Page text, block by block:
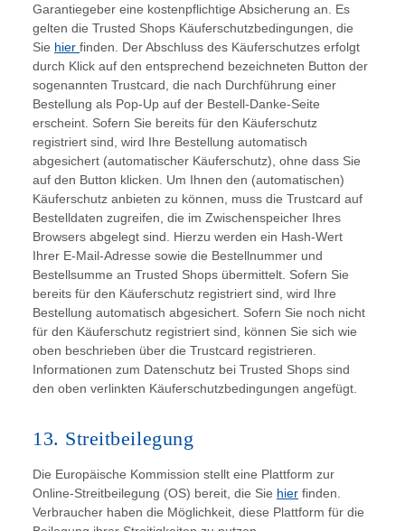
Garantiegeber eine kostenpflichtige Absicherung an. Es
gelten die Trusted Shops Käuferschutzbedingungen, die
Sie hier finden. Der Abschluss des Käuferschutzes erfolgt
durch Klick auf den entsprechend bezeichneten Button der
sogenannten Trustcard, die nach Durchführung einer
Bestellung als Pop-Up auf der Bestell-Danke-Seite
erscheint. Sofern Sie bereits für den Käuferschutz
registriert sind, wird Ihre Bestellung automatisch
abgesichert (automatischer Käuferschutz), ohne dass Sie
auf den Button klicken. Um Ihnen den (automatischen)
Käuferschutz anbieten zu können, muss die Trustcard auf
Bestelldaten zugreifen, die im Zwischenspeicher Ihres
Browsers abgelegt sind. Hierzu werden ein Hash-Wert
Ihrer E-Mail-Adresse sowie die Bestellnummer und
Bestellsumme an Trusted Shops übermittelt. Sofern Sie
bereits für den Käuferschutz registriert sind, wird Ihre
Bestellung automatisch abgesichert. Sofern Sie noch nicht
für den Käuferschutz registriert sind, können Sie sich wie
oben beschrieben über die Trustcard registrieren.
Informationen zum Datenschutz bei Trusted Shops sind
den oben verlinkten Käuferschutzbedingungen angefügt.
13. Streitbeilegung
Die Europäische Kommission stellt eine Plattform zur
Online-Streitbeilegung (OS) bereit, die Sie hier finden.
Verbraucher haben die Möglichkeit, diese Plattform für die